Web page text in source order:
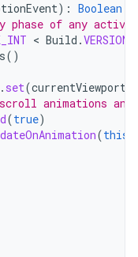
): Boolean
of any active
< Build .
()
. set(currentViewport
animations
(true)
(this